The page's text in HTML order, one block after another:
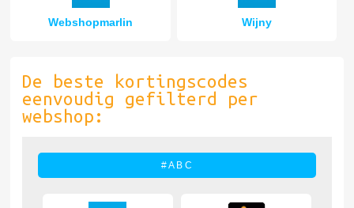
Webshopmarlin Wijny
De beste kortingscodes
eenvoudig gefilterd per
webshop:
# A B C